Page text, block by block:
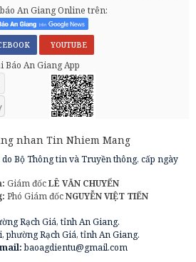
An Giang Online trên:
YOUTUBE
Báo An Giang App
do Bộ Thông tin và Truyền thông, cấp ngày
Giám đốcLÊ VĂN CHUYỂN
Phó Giám đốcNGUYỄN VIỆT TIẾN
Rạch Giá, tỉnh An Giang.
phường Rạch Giá, tỉnh An Giang.
baoagdientu@gmail.com